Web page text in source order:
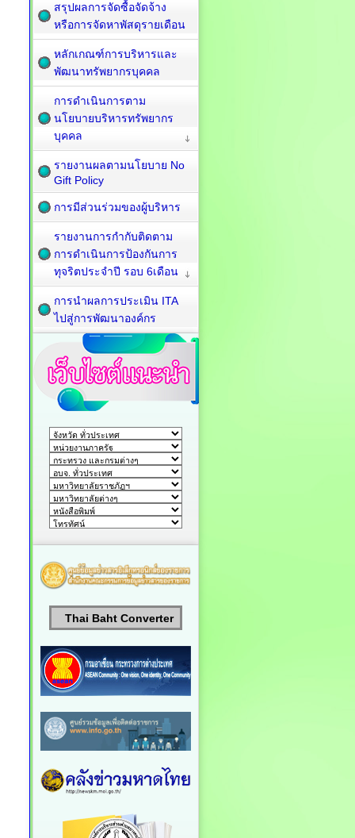
สรุปผลการจัดซื้อจัดจ้าง
หรือการจัดหาพัสดุรายเดือน
หลักเกณฑ์การบริหารและ
พัฒนาทรัพยากรบุคคล
การดำเนินการตาม
นโยบายบริหารทรัพยากร
บุคคล
รายงานผลตามนโยบาย No
Gift Policy
การมีส่วนร่วมของผู้บริหาร
รายงานการกำกับติดตาม
การดำเนินการป้องกันการ
ทุจริตประจำปี รอบ 6เดือน
การนำผลการประเมิน ITA
ไปสู่การพัฒนาองค์กร
Thai Baht Converter